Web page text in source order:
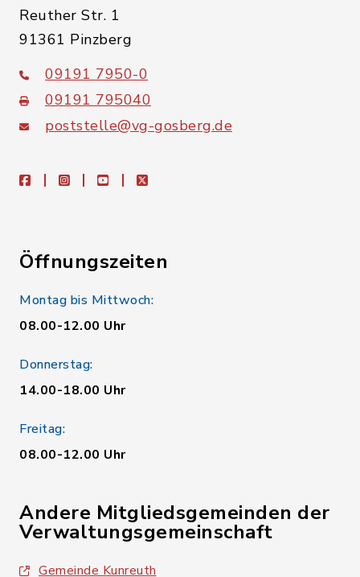
Reuther Str. 1
91361 Pinzberg
09191 7950-0
09191 795040
poststelle@vg-gosberg.de
facebookinstagramyoutubeX
Öffnungszeiten
Montag bis Mittwoch:
08.00-12.00 Uhr
Donnerstag:
14.00-18.00 Uhr
Freitag:
08.00-12.00 Uhr
Andere Mitgliedsgemeinden der
Verwaltungsgemeinschaft
Gemeinde Kunreuth